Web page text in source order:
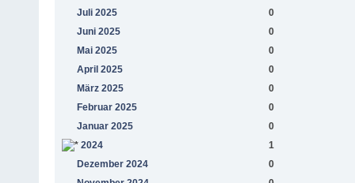
Juli 2025
0
Juni 2025
0
Mai 2025
0
April 2025
0
März 2025
0
Februar 2025
0
Januar 2025
0
2024
1
Dezember 2024
0